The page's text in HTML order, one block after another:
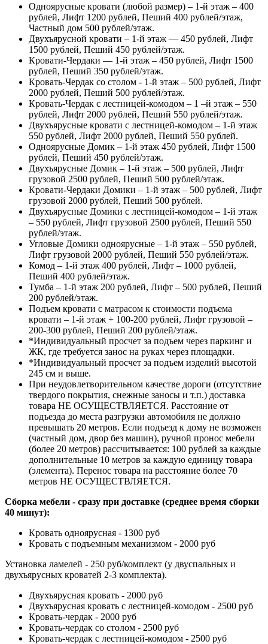
Одноярусные кровати (любой размер) – 1-й этаж – 400
рублей, Лифт 1200 рублей, Пеший 400 рублей/этаж,
Частный дом 500 рублей/этаж.
Двухъярусной кровати – 1-й этаж — 450 рублей, Лифт
1500 рублей, Пеший 450 рублей/этаж.
Кровати-Чердаки — 1-й этаж – 450 рублей, Лифт 1500
рублей, Пеший 350 рублей/этаж.
Кровать-Чердак со столом - 1-й этаж – 500 рублей, Лифт
2000 рублей, Пеший 500 рублей/этаж.
Кровать-Чердак с лестницей-комодом – 1 –й этаж – 550
рублей, Лифт 2000 рублей, Пеший 550 рублей/этаж.
Двухъярусные кровати с лестницей-комодом – 1-й этаж
550 рублей, Лифт 2000 рублей, Пеший 550 рублей.
Одноярусные Домик – 1-й этаж 450 рублей, Лифт 1500
рублей, Пеший 450 рублей/этаж.
Двухъярусные Домик – 1-й этаж – 500 рублей, Лифт
грузовой 2500 рублей, Пеший 500 рублей/этаж.
Кровати-Чердаки Домики – 1-й этаж – 500 рублей, Лифт
грузовой 2000 рублей, Пеший 500 рублей.
Двухъярусные Домики с лестницей-комодом – 1-й этаж
– 550 рублей, Лифт грузовой 2500 рублей, Пеший 550
рублей/этаж.
Угловые Домики одноярусные – 1-й этаж – 550 рублей,
Лифт грузовой 2000 рублей, Пеший 550 рублей/этаж.
Комод – 1-й этаж 400 рублей, Лифт – 1000 рублей,
Пеший 400 рублей/этаж.
Тумба – 1-й этаж 200 рублей, Лифт – 500 рублей, Пеший
200 рублей/этаж.
Подъем кровати с матрасом к стоимости подъема
кровати – 1-й этаж + 100-200 рублей, Лифт грузовой –
200-300 рублей, Пеший 200 рублей/этаж.
*Индивидуальный просчет за подъем через паркинг и
ЖК, где требуется занос на руках через площадки.
*Индивидуальный просчет за подъем изделий высотой
245 см и выше.
При неудовлетворительном качестве дороги (отсутствие
твердого покрытия, снежные заносы и т.п.) доставка
товара НЕ ОСУЩЕСТВЛЯЕТСЯ. Расстояние от
подъезда до места разгрузки автомобиля не должно
превышать 20 метров. Если подъезд к дому не возможен
(частный дом, двор без машин), ручной пронос мебели
(более 20 метров) рассчитывается: 100 рублей за каждые
дополнительные 10 метров за каждую единицу товара
(элемента). Перенос товара на расстояние более 70
метров НЕ ОСУЩЕСТВЛЯЕТСЯ.
Сборка мебели - сразу при доставке (среднее время сборки
40 минут):
Кровать одноярусная - 1300 руб
Кровать с подъемным механизмом - 2000 руб
Установка ламелей - 250 руб/комплект (у двуспальных и
двухъярусных кроватей 2-3 комплекта).
Двухъярусная кровать - 2000 руб
Двухъярусная кровать с лестницей-комодом - 2500 руб
Кровать-чердак - 2000 руб
Кровать-чердак со столом - 2500 руб
Кровать-чердак с лестницей-комодом - 2500 руб